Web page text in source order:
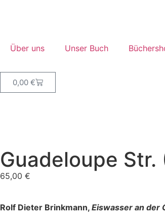
Über uns Unser Buch
0,00 €
Guadeloupe Str.
65,00 €
Rolf Dieter Brinkmann, Eiswasser an der